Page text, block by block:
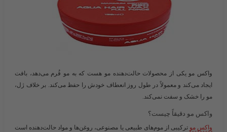
واکس مو یکی از محصولات حالت‌دهنده مو هست که به مو فُرم می‌دهد، بافت
ایجاد می‌کند و معمولاً در طول روز انعطاف خودش را حفظ می‌کند. بر خلاف ژل،
مو را خشک و سفت نمی‌کند.
واکس مو دقیقاً چیست؟
واکس مو ترکیبی از موم‌های طبیعی یا مصنوعی، روغن‌ها و مواد حالت‌دهنده است